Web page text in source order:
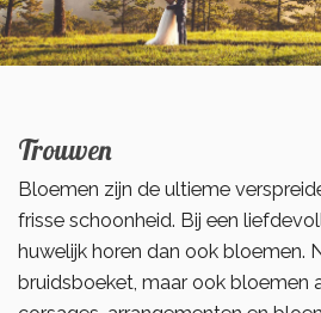
Trouwen
Bloemen zijn de ultieme
frisse schoonheid. Bij een
huwelijk horen dan ook bloemen.
bruidsboeket, maar ook bloemen